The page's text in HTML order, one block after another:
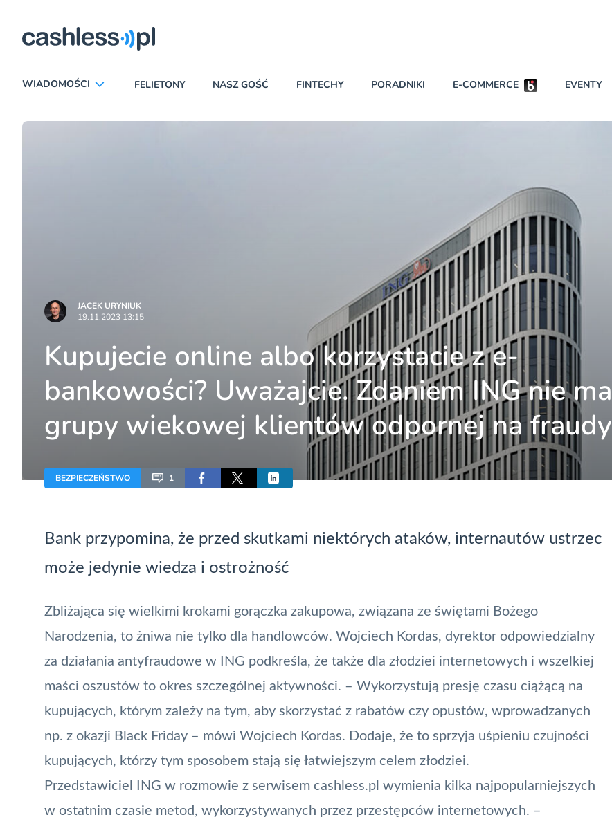
WIADOMOŚCI
ANALIZY
APLIKACJE
BEZPIECZEŃSTWO
NAJCZĘŚCIEJ CZYTANE
FELIETONY NASZ GOŚĆ FINTECHY PORADNIKI E-COMMERCE EVENTY
JACEK URYNIUK
19.11.2023 13:15
Kupujecie online albo korzystacie z e-
bankowości? Uważajcie. Zdaniem ING nie ma
grupy wiekowej klientów odpornej na fraudy
BEZPIECZEŃSTWO 1
Bank przypomina, że przed skutkami niektórych ataków, internautów ustrzec
może jedynie wiedza i ostrożność
Zbliżająca się wielkimi krokami gorączka zakupowa, związana ze świętami Bożego
Narodzenia, to żniwa nie tylko dla handlowców. Wojciech Kordas, dyrektor odpowiedzialny
za działania antyfraudowe w
ING podkreśla, że także dla złodziei internetowych i wszelkiej
maści oszustów to okres szczególnej aktywności. – Wykorzystują presję czasu ciążącą na
kupujących, którym zależy na tym, aby skorzystać z rabatów czy opustów, wprowadzanych
np. z okazji Black Friday – mówi Wojciech Kordas. Dodaje, że to sprzyja uśpieniu czujności
kupujących, którzy tym sposobem stają się łatwiejszym celem złodziei.
Przedstawiciel ING w rozmowie z serwisem cashless.pl wymienia kilka najpopularniejszych
w ostatnim czasie metod, wykorzystywanych przez przestępców internetowych. –